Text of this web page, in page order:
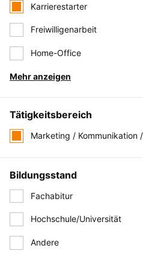
Karrierestarter
Freiwilligenarbeit
Home-Office
Mehr anzeigen
Tätigkeitsbereich
Marketing / Kommunikation
Bildungsstand
Fachabitur
Hochschule/Universität
Andere